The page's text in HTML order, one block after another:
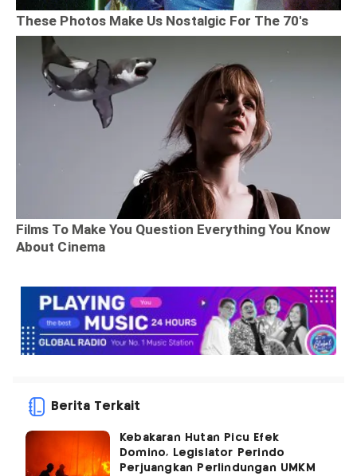
Berita Terkait
Kebakaran Hutan Picu Efek
Domino, Legislator Perindo
Perjuangkan Perlindungan UMKM